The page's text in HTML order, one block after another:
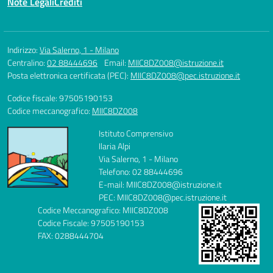
Indirizzo:Via Salerno, 1 - Milano
Centralino:02 88444696 Email: MIIC8DZ008@istruzione.it
Posta elettronica certificata (PEC): MIIC8DZ008@pec.istruzione.it
Codice fiscale: 97505190153
Codice meccanografico: MIIC8DZ008
Istituto Comprensivo
Ilaria Alpi
Via Salerno, 1 - Milano
Telefono: 02 88444696
E-mail: MIIC8DZ008@istruzione.it
PEC: MIIC8DZ008@pec.istruzione.it
Codice Meccanografico: MIIC8DZ008
Codice Fiscale: 97505190153
FAX: 0288444704